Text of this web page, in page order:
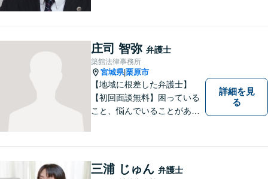
是非一度ご相談ください。
庄司 智弥 弁護士
築館法律事務所
宮城県|栗原市
【地域に根差した弁護士】
【初回面談無料】困っている
こと、悩んでいることがあっ
まず弁護士に相談してみてく
ださい。離婚問題／借金問題
／交通事故／刑事事件など、
詳細を見
る
三浦 じゅん 弁護士